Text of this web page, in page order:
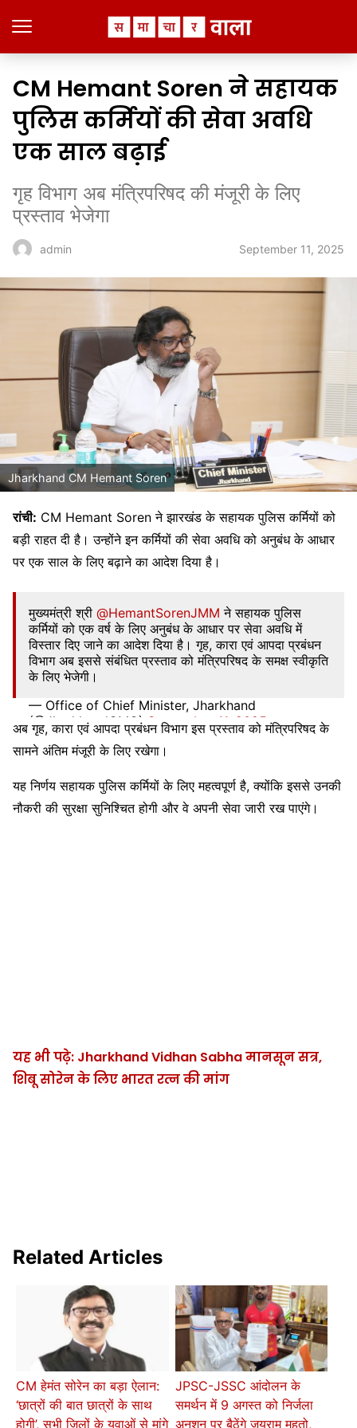
CM Hemant Soren ने सहायक
पुलिस कर्मियों की सेवा अवधि
एक साल बढ़ाई
गृह विभाग अब मंत्रिपरिषद की मंजूरी के लिए
प्रस्ताव भेजेगा
admin September 11, 2025
Jharkhand CM Hemant Soren
रांची: CM Hemant Soren ने झारखंड के सहायक पुलिस कर्मियों को
बड़ी राहत दी है। उन्होंने इन कर्मियों की सेवा अवधि को अनुबंध के आधार
पर एक साल के लिए बढ़ाने का आदेश दिया है।
मुख्यमंत्री श्री @HemantSorenJMM ने सहायक पुलिस
कर्मियों को एक वर्ष के लिए अनुबंध के आधार पर सेवा अवधि में
विस्तार दिए जाने का आदेश दिया है। गृह, कारा एवं आपदा प्रबंधन
विभाग अब इससे संबंधित प्रस्ताव को मंत्रिपरिषद के समक्ष स्वीकृति
के लिए भेजेगी।
— Office of Chief Minister, Jharkhand
(@JharkhandCMO) September 11, 2025
अब गृह, कारा एवं आपदा प्रबंधन विभाग इस प्रस्ताव को मंत्रिपरिषद के
सामने अंतिम मंजूरी के लिए रखेगा।
यह निर्णय सहायक पुलिस कर्मियों के लिए महत्वपूर्ण है, क्योंकि इससे उनकी
नौकरी की सुरक्षा सुनिश्चित होगी और वे अपनी सेवा जारी रख पाएंगे।
यह भी पढ़े: Jharkhand Vidhan Sabha मानसून सत्र,
शिबू सोरेन के लिए भारत रत्न की मांग
Related Articles
CM हेमंत सोरेन का बड़ा ऐलान:
‘छात्रों की बात छात्रों के साथ
होगी’, सभी जिलों के युवाओं से मांगे
JPSC-JSSC आंदोलन के
समर्थन में 9 अगस्त को निर्जला
अनशन पर बैठेंगे जयराम महतो,